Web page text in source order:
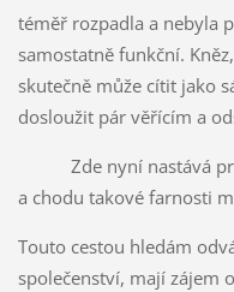
téměř rozpadla a nebyla
samostatně funkční.
skutečně může cítit jako
dosloužit pár věřícím a
Zde nyní nastává
a chodu takové farnosti
Touto cestou hledám
společenství, mají zájem